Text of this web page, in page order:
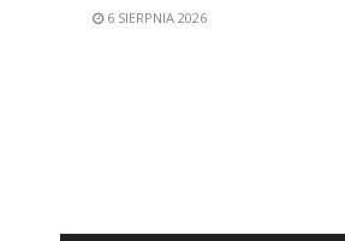
6 SIERPNIA 2026